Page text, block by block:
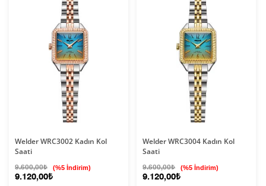
Welder WRC3002 Kadın Kol
Saati
9.600,00₺ (%5 İndirim)
9.120,00₺
Welder WRC3004 Kadın Kol
Saati
9.600,00₺ (%5 İndirim)
9.120,00₺